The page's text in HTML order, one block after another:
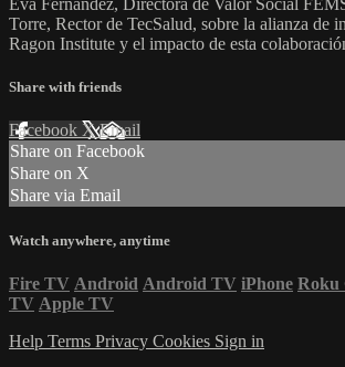
Eva Fernández, Directora de Valor Social
Torre, Rector de TecSalud, sobre la alianza de
Ragon Institute y el impacto de esta
Share with friends
Facebook XEmail
Share on Facebook
Share on X
Share via Email
Watch anywhere, anytime
Fire TV Android Android TV iPhone Roku
TV Apple TV
Help Terms Privacy Cookies Sign in